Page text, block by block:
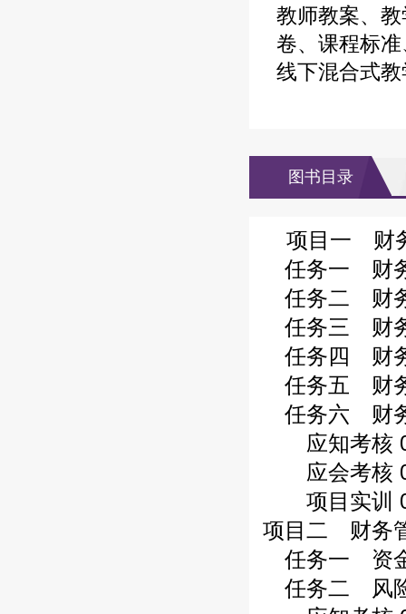
教师教案、
卷、课程标
线下混合式
图书目录
项目一 财
任务一 财
任务二 财务
任务三 财务
任务四 财
任务五 财
任务六 财
应知考核
应会考核
项目实训
项目二 财务
任务一 资
任务二 风